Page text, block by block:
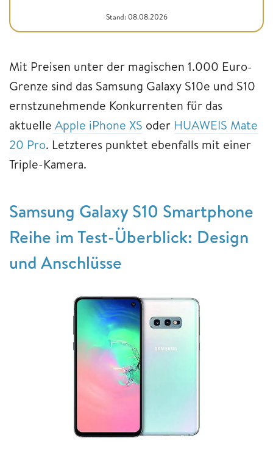
Stand: 08.08.2026
Mit Preisen unter der magischen 1.000 Euro-
Grenze sind das Samsung Galaxy S10e und S10
ernstzunehmende Konkurrenten für das
aktuelle Apple iPhone XS oder HUAWEIS Mate
20 Pro. Letzteres punktet ebenfalls mit einer
Triple-Kamera.
Samsung Galaxy S10 Smartphone
Reihe im Test-Überblick: Design
und Anschlüsse